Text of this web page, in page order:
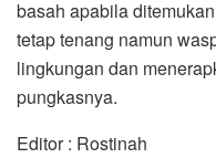
basah apabila
tetap tenang namun
lingkungan dan
pungkasnya.
Editor : Rostinah